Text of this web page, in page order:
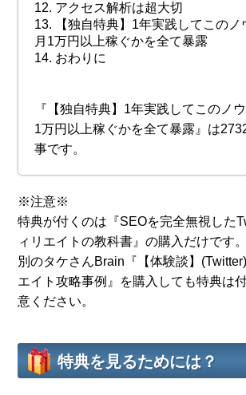
アクセス解析は超大切
【独自特典】1年実践してこのノ
月1万円以上稼ぐかを全て暴露
おわりに
『【独自特典】1年実践してこのノ
1万円以上稼ぐかを全て暴露』は
事です。
※注意※
特典が付くのは『SEOを完全無視した
ィリエイトの教科書』の購入だけです。
別のタケさんBrain『【体験談】
エイト攻略事例』を購入しても特典は
意ください。
特典を見るためには？